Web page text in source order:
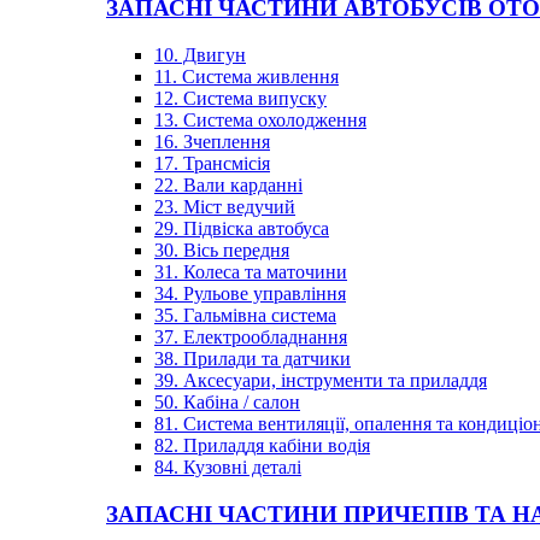
ЗАПАСНІ ЧАСТИНИ АВТОБУСІВ
10. Двигун
11. Система живлення
12. Система випуску
13. Система охолодження
16. Зчеплення
17. Трансмісія
22. Вали карданні
23. Міст ведучий
29. Підвіска автобуса
30. Вісь передня
31. Колеса та маточини
34. Рульове управління
35. Гальмівна система
37. Електрообладнання
38. Прилади та датчики
39. Аксесуари, інструменти та приладдя
50. Кабіна / салон
81. Система вентиляції, опалення та
82. Приладдя кабіни водія
84. Кузовні деталі
ЗАПАСНІ ЧАСТИНИ ПРИЧЕПІВ ТА